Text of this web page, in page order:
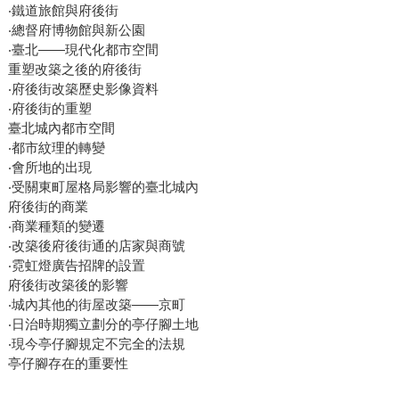
‧鐵道旅館與府後街
‧總督府博物館與新公園
‧臺北——現代化都市空間
重塑改築之後的府後街
‧府後街改築歷史影像資料
‧府後街的重塑
臺北城內都市空間
‧都市紋理的轉變
‧會所地的出現
‧受關東町屋格局影響的臺北城內
府後街的商業
‧商業種類的變遷
‧改築後府後街通的店家與商號
‧霓虹燈廣告招牌的設置
府後街改築後的影響
‧城內其他的街屋改築——京町
‧日治時期獨立劃分的亭仔腳土地
‧現今亭仔腳規定不完全的法規
亭仔腳存在的重要性